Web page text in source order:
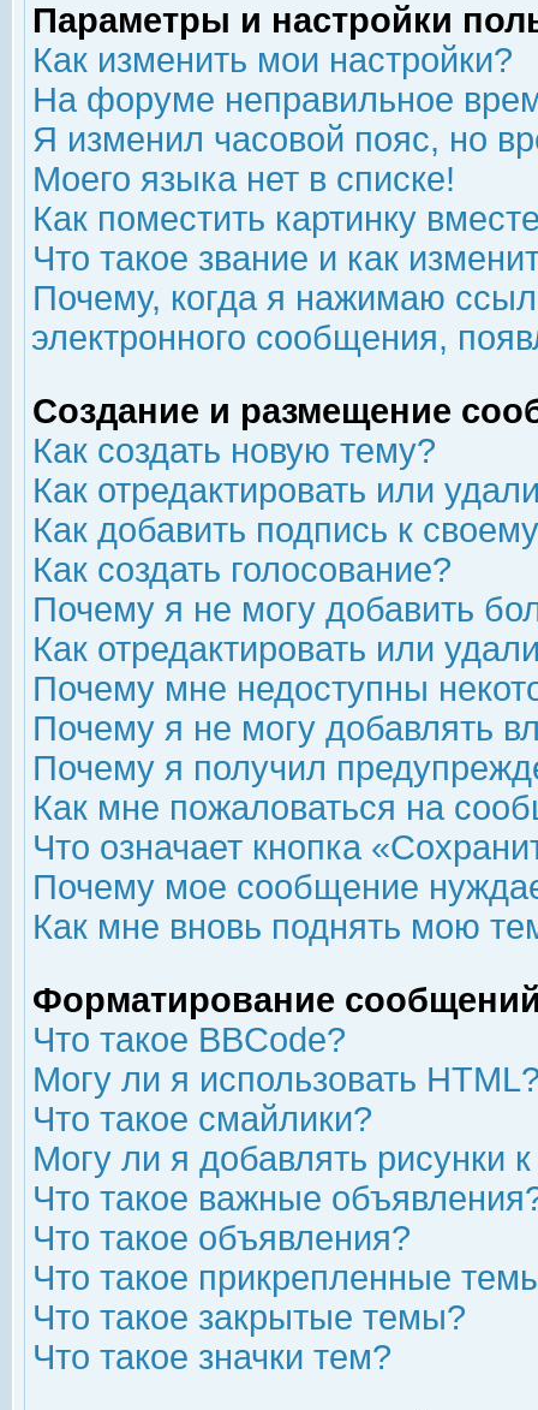
Параметры и настройки
Как изменить мои настройки?
На форуме неправильное
Я изменил часовой пояс, но
Моего языка нет в списке!
Как поместить картинку
Что такое звание и как
Почему, когда я нажимаю
электронного сообщения,
Создание и размещение
Как создать новую тему?
Как отредактировать или
Как добавить подпись к
Как создать голосование?
Почему я не могу добавить
Как отредактировать или
Почему мне недоступны
Почему я не могу добавлять
Почему я получил
Как мне пожаловаться на
Что означает кнопка
Почему мое сообщение
Как мне вновь поднять мою
Форматирование
Что такое BBCode?
Могу ли я использовать
Что такое смайлики?
Могу ли я добавлять рисунки
Что такое важные
Что такое объявления?
Что такое прикрепленные
Что такое закрытые темы?
Что такое значки тем?